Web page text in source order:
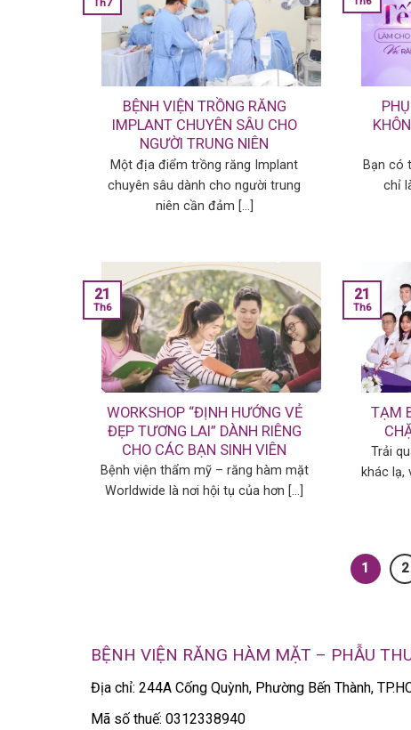
BỆNH VIỆN TRỒNG RĂNG
IMPLANT CHUYÊN SÂU CHO
NGƯỜI TRUNG NIÊN
Một địa điểm trồng răng Implant
chuyên sâu dành cho người trung
niên cần đảm [...]
Th7
Bạn có
chỉ
WORKSHOP “ĐỊNH HƯỚNG VẺ
ĐẸP TƯƠNG LAI” DÀNH RIÊNG
CHO CÁC BẠN SINH VIÊN
Bệnh viện thẩm mỹ – răng hàm mặt
Worldwide là nơi hội tụ của hơn [...]
21
Th6
TẠM
Trải
khác lạ,
21
Th6
1 2
BỆNH VIỆN RĂNG HÀM MẶT – PHẪU
Địa chỉ: 244A Cống Quỳnh, Phường Bến Thành,
Mã số thuế: 0312338940